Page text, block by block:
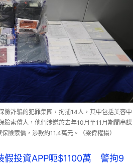
險詐騙的犯罪集團，拘捕14人，其中包括美容中
險索償人，他們涉嫌於去年10月至11月期間串謀
險索償，涉款約11.4萬元。（梁偉權攝）
投資APP呃$1100萬 警拘9